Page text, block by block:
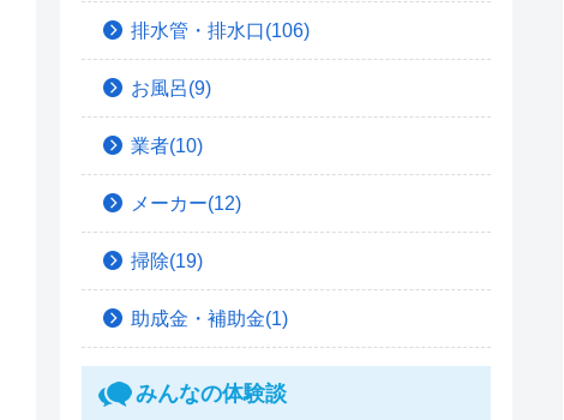
排水管・排水口(106)
お風呂(9)
業者(10)
メーカー(12)
掃除(19)
助成金・補助金(1)
みんなの体験談